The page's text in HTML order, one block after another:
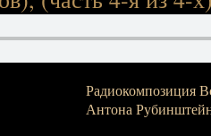
Радиокомпозиция
Антона